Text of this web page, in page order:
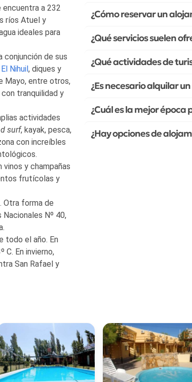
encuentra a 232
ríos Atuel y
ideales para
conjunción de sus
El Nihuil, diques y
Mayo, entre otros,
tranquilidad y
actividades
surf, kayak, pesca,
con increíbles
y champañas
frutícolas y
Otra forma de
Nº 40,
todo el año. En
C. En invierno,
San Rafael y
¿Cómo reservar un
¿Qué servicios suelen
¿Qué actividades de
¿Es necesario alquilar
¿Cuál es la mejor época
¿Hay opciones de